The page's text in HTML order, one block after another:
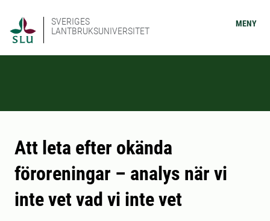
SVERIGES
LANTBRUKSUNIVERSITET
MENY
Att leta efter okända
föroreningar – analys när vi
inte vet vad vi inte vet